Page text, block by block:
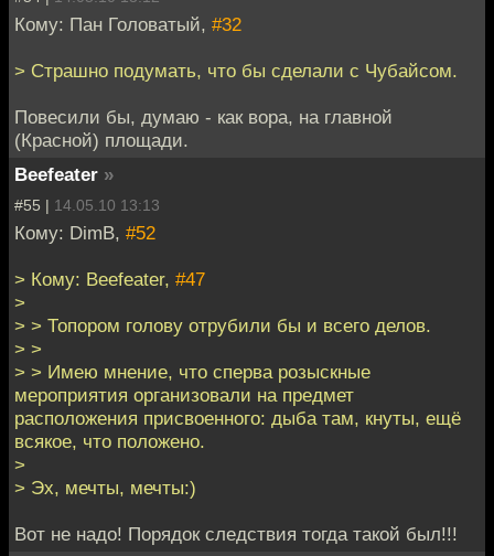
Кому: Пан Головатый, #32
> Страшно подумать, что бы сделали с Чубайсом.
Повесили бы, думаю - как вора, на главной
(Красной) площади.
Beefeater »
#55 | 14.05.10 13:13
Кому: DimB, #52
> Кому: Beefeater, #47
>
> > Топором голову отрубили бы и всего делов.
> >
> > Имею мнение, что сперва розыскные
мероприятия организовали на предмет
расположения присвоенного: дыба там, кнуты, ещё
всякое, что положено.
>
> Эх, мечты, мечты:)
Вот не надо! Порядок следствия тогда такой был!!!